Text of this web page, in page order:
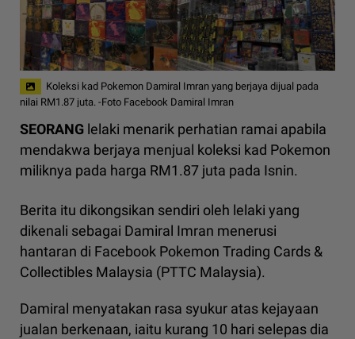
Koleksi kad Pokemon Damiral Imran yang berjaya dijual pada
nilai RM1.87 juta. -Foto Facebook Damiral Imran
SEORANG lelaki menarik perhatian ramai apabila
mendakwa berjaya menjual koleksi kad Pokemon
miliknya pada harga RM1.87 juta pada Isnin.
Berita itu dikongsikan sendiri oleh lelaki yang
dikenali sebagai Damiral Imran menerusi
hantaran di Facebook Pokemon Trading Cards &
Collectibles Malaysia (PTTC Malaysia).
Damiral menyatakan rasa syukur atas kejayaan
jualan berkenaan, iaitu kurang 10 hari selepas dia